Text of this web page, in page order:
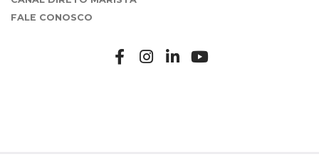
FALE CONOSCO